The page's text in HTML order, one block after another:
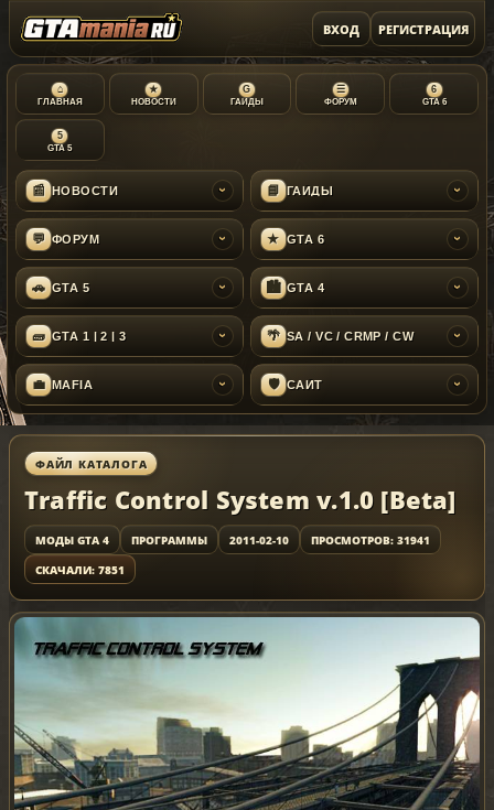
ВХОД РЕГИСТРАЦИЯ
⌂
ГЛАВНАЯ
★
НОВОСТИ
G
ГАЙДЫ
☰
ФОРУМ
6
GTA 6
5
GTA 5
📰 НОВОСТИ › 📘 ГАЙДЫ ›
💬 ФОРУМ › ★ GTA 6 ›
🚗 GTA 5 › 🏙 GTA 4 ›
🧱 GTA 1 | 2 | 3 › 🌴 SA / VC / CRMP / CW ›
💼 MAFIA › 🛡 САЙТ ›
ФАЙЛ КАТАЛОГА
Traffic Control System v.1.0 [Beta]
МОДЫ GTA 4 ПРОГРАММЫ 2011-02-10
ПРОСМОТРОВ: 31941
СКАЧАЛИ: 7851